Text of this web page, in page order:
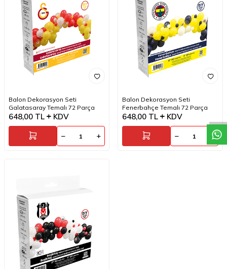
Balon Dekorasyon Seti
Galatasaray Temalı 72 Parça
648,00 TL KDV
Balon Dekorasyon Seti
Fenerbahçe Temalı 72 Parça
648,00 TL KDV